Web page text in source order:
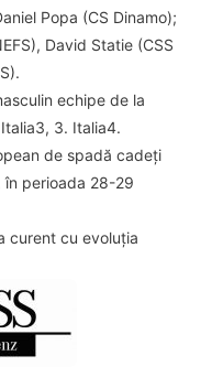
Popa (CS Dinamo);
David Statie (CSS
echipe de la
3. Italia4.
de spadă cadeți
în perioada 28-29
curent cu evoluția